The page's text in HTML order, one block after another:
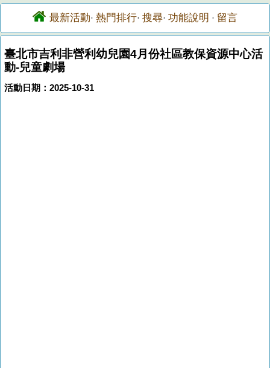
最新活動· 熱門排行· 搜尋· 功能說明 · 留言
臺北市吉利非營利幼兒園4月份社區教保資源中心活
動-兒童劇場
活動日期：2025-10-31